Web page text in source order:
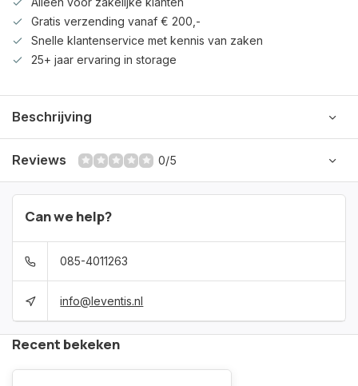
Gratis verzending vanaf € 200,-
Snelle klantenservice met kennis van zaken
25+ jaar ervaring in storage
Beschrijving
Reviews 0/5
Can we help?
085-4011263
info@leventis.nl
Recent bekeken